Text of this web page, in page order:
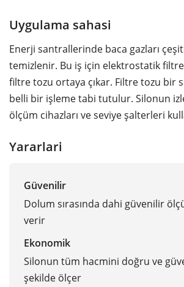
Uygulama sahasi
Enerji santrallerinde baca gazları
temizlenir. Bu iş için elektrostatik filtre
filtre tozu ortaya çıkar. Filtre tozu bir
belli bir işleme tabi tutulur. Silonun
ölçüm cihazları ve seviye şalterleri
Yararlari
Güvenilir
Dolum sırasında dahi güvenilir
verir
Ekonomik
Silonun tüm hacmini doğru ve
şekilde ölçer